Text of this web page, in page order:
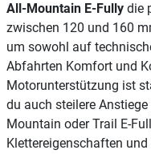
All-Mountain E-Fully die
zwischen 120 und 160
um sowohl auf
Abfahrten Komfort und
Motorunterstützung ist
du auch steilere
Mountain oder Trail E-
Klettereigenschaften